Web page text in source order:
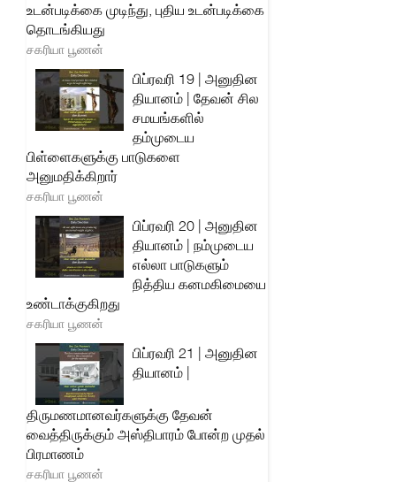
உடன்படிக்கை முடிந்து, புதிய உடன்படிக்கை
தொடங்கியது
சகரியா பூணன்
பிப்ரவரி 19 | அனுதின
தியானம் | தேவன் சில
சமயங்களில்
தம்முடைய
பிள்ளைகளுக்கு பாடுகளை
அனுமதிக்கிறார்
சகரியா பூணன்
பிப்ரவரி 20 | அனுதின
தியானம் | நம்முடைய
எல்லா பாடுகளும்
நித்திய கனமகிமையை
உண்டாக்குகிறது
சகரியா பூணன்
பிப்ரவரி 21 | அனுதின
தியானம் |
திருமணமானவர்களுக்கு தேவன்
வைத்திருக்கும் அஸ்திபாரம் போன்ற முதல்
பிரமாணம்
சகரியா பூணன்